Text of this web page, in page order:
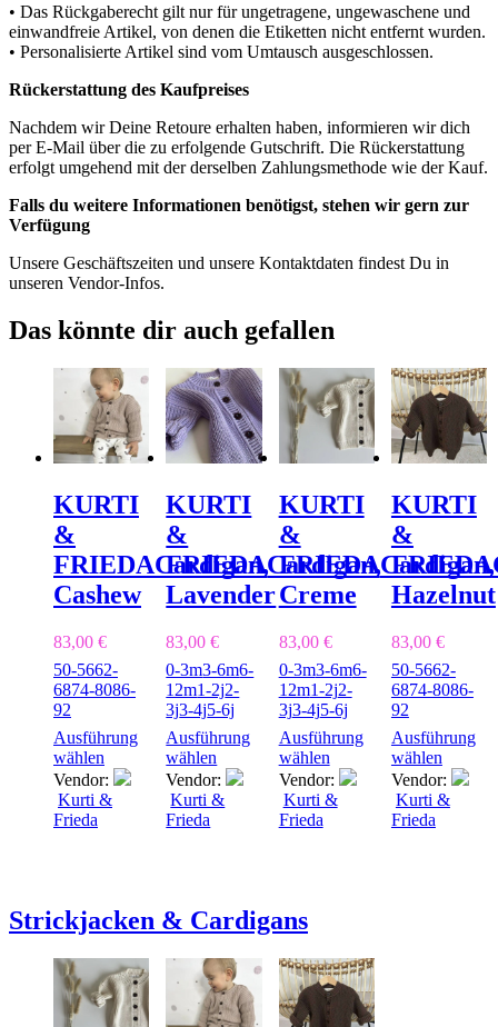
• Das Rückgaberecht gilt nur für ungetragene, ungewaschene und
einwandfreie Artikel, von denen die Etiketten nicht entfernt wurden.
• Personalisierte Artikel sind vom Umtausch ausgeschlossen.
Rückerstattung des Kaufpreises
Nachdem wir Deine Retoure erhalten haben, informieren wir dich
per E-Mail über die zu erfolgende Gutschrift. Die Rückerstattung
erfolgt umgehend mit der derselben Zahlungsmethode wie der Kauf.
Falls du weitere Informationen benötigst, stehen wir gern zur
Verfügung
Unsere Geschäftszeiten und unsere Kontaktdaten findest Du in
unseren Vendor-Infos.
Das könnte dir auch gefallen
KURTI
&
FRIEDACardigan,
Cashew
83,00 €
50-5662-
6874-8086-
92
Ausführung
wählen
Vendor:
Kurti &
Frieda
KURTI
&
FRIEDACardigan,
Lavender
83,00€
0-3m3-6m6-
12m1-2j2-
3j3-4j5-6j
Ausführung
wählen
Vendor:
Kurti &
Frieda
KURTI
&
FRIEDACardigan,
Creme
83,00 €
0-3m3-6m6-
12m1-2j2-
3j3-4j5-6j
Ausführung
wählen
Vendor:
Kurti &
Frieda
KURTI
&
FRIEDA
Hazelnut
83,00 €
50-5662-
6874-8086-
92
Ausführung
wählen
Vendor:
Kurti &
Frieda
Strickjacken & Cardigans